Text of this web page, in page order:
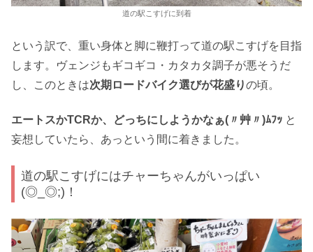
道の駅こすげに到着
という訳で、重い身体と脚に鞭打って道の駅こすげを目指
します。ヴェンジもギコギコ・カタカタ調子が悪そうだ
し、このときは次期ロードバイク選びが花盛りの頃。
エートスかTCRか、どっちにしようかなぁ(〃艸〃)ﾑﾌｯ と
妄想していたら、あっという間に着きました。
道の駅こすげにはチャーちゃんがいっぱい
(◎_◎;)！